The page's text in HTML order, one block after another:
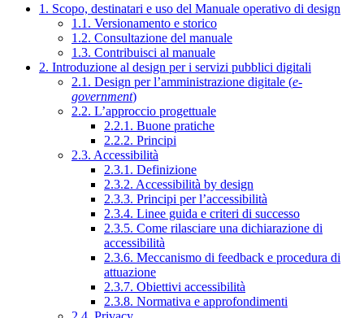
1. Scopo, destinatari e uso del Manuale operativo di design
1.1. Versionamento e storico
1.2. Consultazione del manuale
1.3. Contribuisci al manuale
2. Introduzione al design per i servizi pubblici digitali
2.1. Design per l’amministrazione digitale (e-
government)
2.2. L’approccio progettuale
2.2.1. Buone pratiche
2.2.2. Principi
2.3. Accessibilità
2.3.1. Definizione
2.3.2. Accessibilità by design
2.3.3. Principi per l’accessibilità
2.3.4. Linee guida e criteri di successo
2.3.5. Come rilasciare una dichiarazione di
accessibilità
2.3.6. Meccanismo di feedback e procedura di
attuazione
2.3.7. Obiettivi accessibilità
2.3.8. Normativa e approfondimenti